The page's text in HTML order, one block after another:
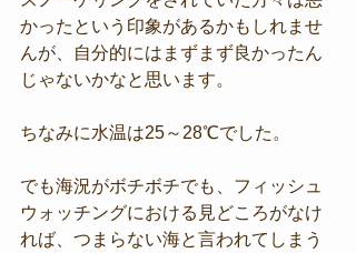
かったという印象があるかもしれませ
んが、自分的にはまずまず良かったん
じゃないかなと思います。
ちなみに水温は25～28℃でした。
でも海況がボチボチでも、フィッシュ
ウォッチングにおける見どころがなけ
れば、つまらない海と言われてしまう